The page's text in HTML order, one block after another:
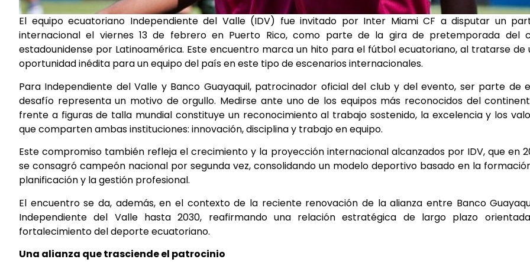
El equipo ecuatoriano Independiente del Valle (IDV) fue invitado por Inter Miami CF a disputar un
internacional el viernes 13 de febrero en Puerto Rico, como parte de la gira de pretemporada del
estadounidense por Latinoamérica. Este encuentro marca un hito para el fútbol ecuatoriano, al tratarse de
oportunidad inédita para un equipo del país en este tipo de escenarios internacionales.
Para Independiente del Valle y Banco Guayaquil, patrocinador oficial del club y del evento, ser parte de
desafío representa un motivo de orgullo. Medirse ante uno de los equipos más reconocidos del
frente a figuras de talla mundial constituye un reconocimiento al trabajo sostenido, la excelencia y los
que comparten ambas instituciones: innovación, disciplina y trabajo en equipo.
Este compromiso también refleja el crecimiento y la proyección internacional alcanzados por IDV, que en
se consagró campeón nacional por segunda vez, consolidando un modelo deportivo basado en la
planificación y la gestión profesional.
El encuentro se da, además, en el contexto de la reciente renovación de la alianza entre Banco
Independiente del Valle hasta 2030, reafirmando una relación estratégica de largo plazo
fortalecimiento del deporte ecuatoriano.
Una alianza que trasciende el patrocinio